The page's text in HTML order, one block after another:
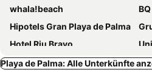
whala!beach
Hipotels Gran Playa de Palma
Hotel Riu Bravo
HM Dunas Blancas
Playa de Palma: Alle Unterkünfte